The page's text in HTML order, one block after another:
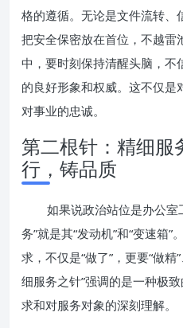
格的遵循。无论是文件流转、
把安全保密放在首位，不越雷
中，要时刻保持清醒头脑，不
的良好形象和权威。这不仅是
对事业的忠诚。
第二根针：精细
行，铸品质
如果说政治站位是办公室
务”就是其“发动机”和“变速箱
求，不仅是“做了”，更要“做精
细服务之针”强调的是一种极
求和对服务对象的深刻理解。